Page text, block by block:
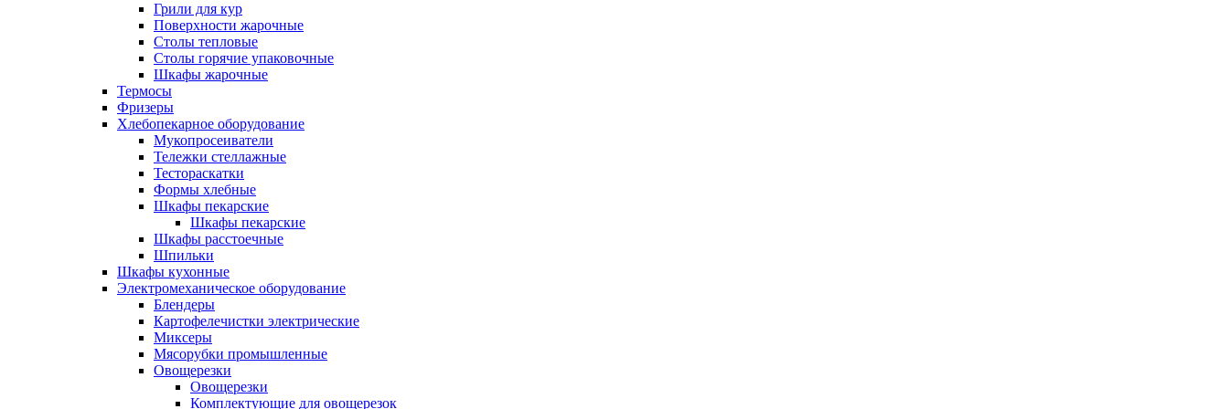
Грили для кур
Поверхности жарочные
Столы тепловые
Столы горячие упаковочные
Шкафы жарочные
Термосы
Фризеры
Хлебопекарное оборудование
Мукопросеиватели
Тележки стеллажные
Тестораскатки
Формы хлебные
Шкафы пекарские
Шкафы пекарские
Шкафы расстоечные
Шпильки
Шкафы кухонные
Электромеханическое оборудование
Блендеры
Картофелечистки электрические
Миксеры
Мясорубки промышленные
Овощерезки
Овощерезки
Комплектующие для овощерезок